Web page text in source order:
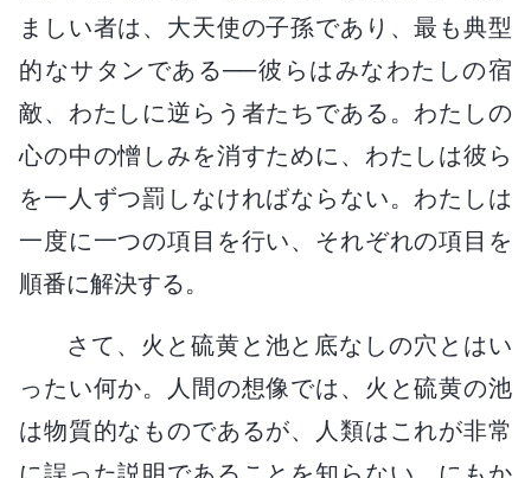
ましい者は、大天使の子孫であり、最も典型
的なサタンである──彼らはみなわたしの宿
敵、わたしに逆らう者たちである。わたしの
心の中の憎しみを消すために、わたしは彼ら
を一人ずつ罰しなければならない。わたしは
一度に一つの項目を行い、それぞれの項目を
順番に解決する。
さて、火と硫黄と池と底なしの穴とはい
ったい何か。人間の想像では、火と硫黄の池
は物質的なものであるが、人類はこれが非常